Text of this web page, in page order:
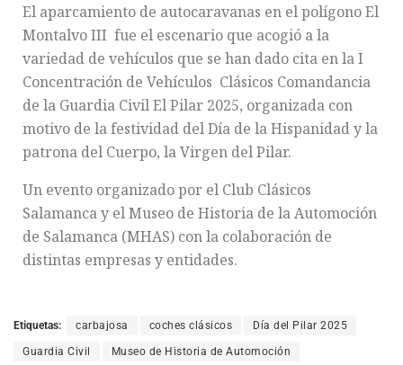
El aparcamiento de autocaravanas en el polígono El
Montalvo III fue el escenario que acogió a la
variedad de vehículos que se han dado cita en la I
Concentración de Vehículos Clásicos Comandancia
de la Guardia Civil El Pilar 2025, organizada con
motivo de la festividad del Día de la Hispanidad y la
patrona del Cuerpo, la Virgen del Pilar.
Un evento organizado por el Club Clásicos
Salamanca y el Museo de Historia de la Automoción
de Salamanca (MHAS) con la colaboración de
distintas empresas y entidades.
Etiquetas: carbajosa coches clásicos Día del Pilar 2025
Guardia Civil Museo de Historia de Automoción